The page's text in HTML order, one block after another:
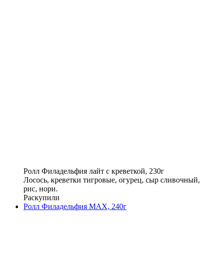
Ролл Филадельфия лайт с креветкой, 230г
Лосось, креветки тигровые, огурец, сыр сливочный,
рис, нори.
Раскупили
Ролл Филадельфия MAX, 240г